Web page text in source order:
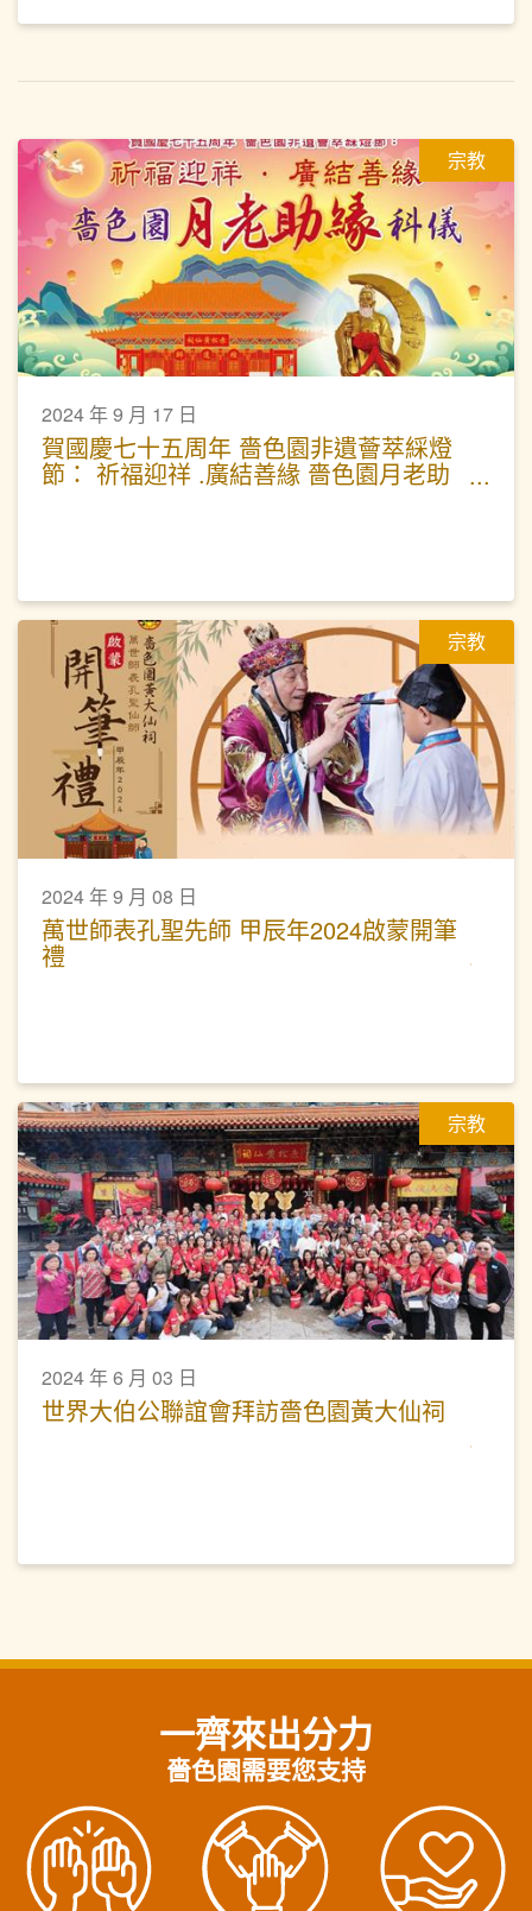
宗教
2024 年 9 月 17 日
賀國慶七十五周年 嗇色園非遺薈萃綵燈
節： 祈福迎祥 .廣結善緣 嗇色園月老助
宗教
2024 年 9 月 08 日
萬世師表孔聖先師 甲辰年2024啟蒙開筆
禮
宗教
2024 年 6 月 03 日
世界大伯公聯誼會拜訪嗇色園黃大仙祠
一齊來出分力
嗇色園需要您支持